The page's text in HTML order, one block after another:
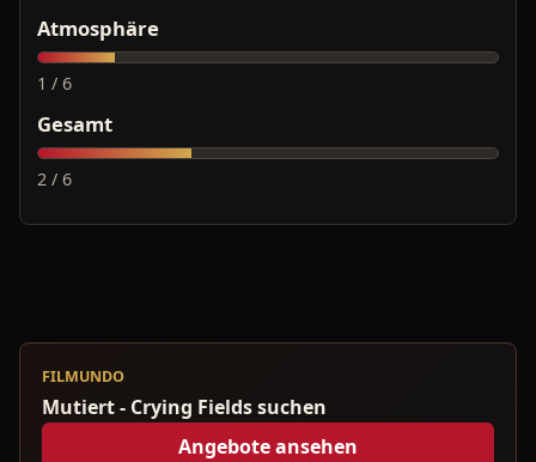
Atmosphäre
1 / 6
Gesamt
2 / 6
FILMUNDO
Mutiert - Crying Fields suchen
Angebote ansehen